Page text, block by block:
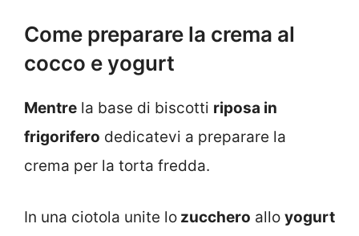
Come preparare la crema al
cocco e yogurt
Mentre la base di biscotti riposa in
frigorifero dedicatevi a preparare la
crema per la torta fredda.
In una ciotola unite lo zucchero allo yogurt